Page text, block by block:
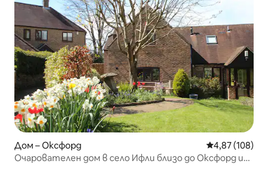
Дом – Оксфорд Средна
4,87 (108)
Очарователен дом в село Ифли близо до Оксфорд и